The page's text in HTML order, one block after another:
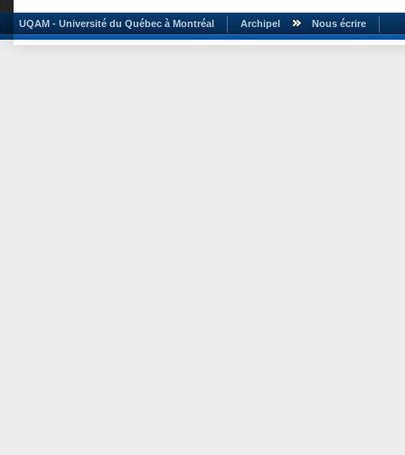
UQAM - Université du Québec à Montréal Archipel Nous écrire